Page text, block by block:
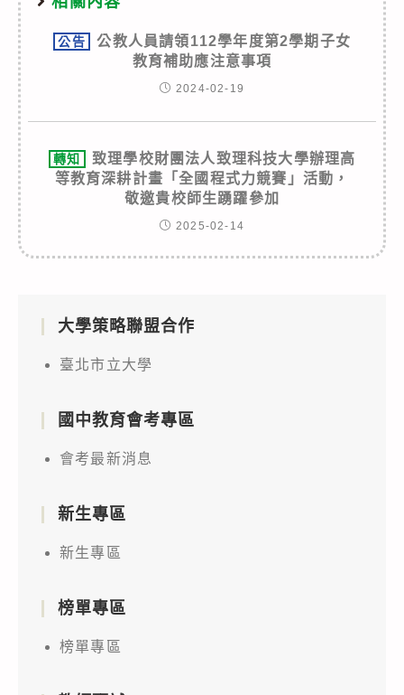
公告
公教人員請領112學年度第2學期子女
教育補助應注意事項
2024-02-19
轉知
致理學校財團法人致理科技大學辦理高
等教育深耕計畫「全國程式力競賽」活動，
敬邀貴校師生踴躍參加
2025-02-14
大學策略聯盟合作
臺北市立大學
國中教育會考專區
會考最新消息
新生專區
新生專區
榜單專區
榜單專區